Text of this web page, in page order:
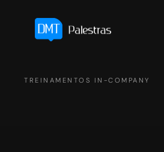
TREINAMENTOS IN-COMPANY